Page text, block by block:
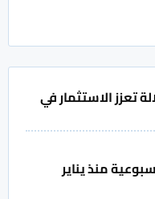
تعزز الاستثمار في
منذ يناير